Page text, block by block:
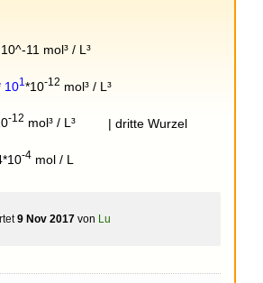
11 mol³ / L³
101 *10-12 mol³ / L³
-12 mol³ / L³ | dritte Wurzel
*10-4 mol / L
9 Nov 2017 von Lu